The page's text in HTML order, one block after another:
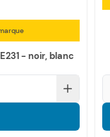
- noir, blanc